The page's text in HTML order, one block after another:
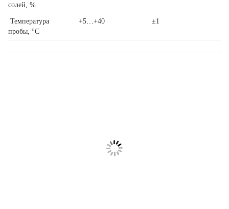
солей, %
Температура
пробы, оС
+5…+40 ±1